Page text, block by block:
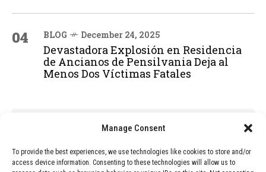
Manage Consent
To provide the best experiences, we use technologies like cookies to store and/or
access device information. Consenting to these technologies will allow us to
04 BLOG December 24, 2025
Devastadora Explosión en Residencia
de Ancianos de Pensilvania Deja al
Menos Dos Víctimas Fatales